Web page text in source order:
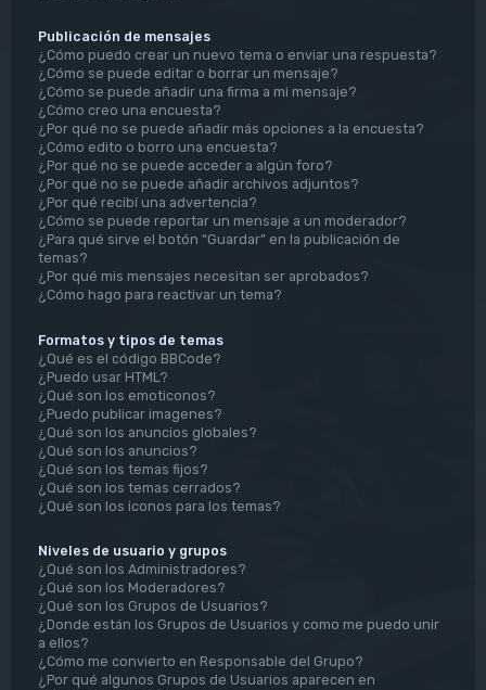
Publicación de mensajes
¿Cómo puedo crear un nuevo tema o enviar una respuesta?
¿Cómo se puede editar o borrar un mensaje?
¿Cómo se puede añadir una firma a mi mensaje?
¿Cómo creo una encuesta?
¿Por qué no se puede añadir más opciones a la encuesta?
¿Cómo edito o borro una encuesta?
¿Por qué no se puede acceder a algún foro?
¿Por qué no se puede añadir archivos adjuntos?
¿Por qué recibí una advertencia?
¿Cómo se puede reportar un mensaje a un moderador?
¿Para qué sirve el botón “Guardar” en la publicación de
temas?
¿Por qué mis mensajes necesitan ser aprobados?
¿Cómo hago para reactivar un tema?
Formatos y tipos de temas
¿Qué es el código BBCode?
¿Puedo usar HTML?
¿Qué son los emoticonos?
¿Puedo publicar imagenes?
¿Qué son los anuncios globales?
¿Qué son los anuncios?
¿Qué son los temas fijos?
¿Qué son los temas cerrados?
¿Qué son los iconos para los temas?
Niveles de usuario y grupos
¿Qué son los Administradores?
¿Qué son los Moderadores?
¿Qué son los Grupos de Usuarios?
¿Donde están los Grupos de Usuarios y como me puedo unir
a ellos?
¿Cómo me convierto en Responsable del Grupo?
¿Por qué algunos Grupos de Usuarios aparecen en